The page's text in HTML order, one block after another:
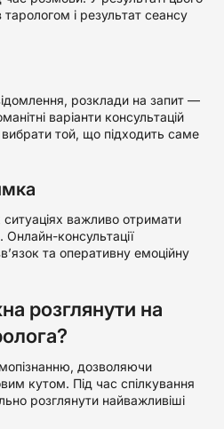
і результат сеансу
розклади на запит —
варіанти консультацій
той, що підходить саме
важливо отримати
консультації
та оперативну емоційну
розглянути на
дозволяючи
кутом. Під час спілкування
розглянути найважливіші